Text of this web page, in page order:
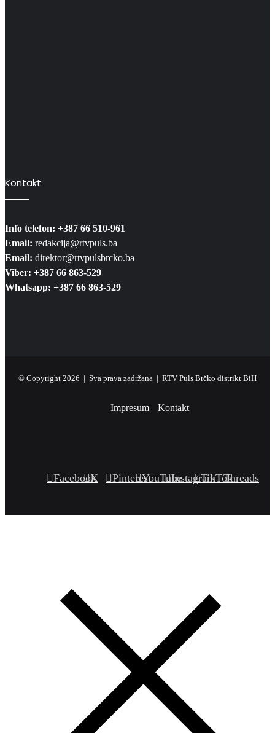
Kontakt
Info telefon: +387 66 510-961
Email: redakcija@rtvpuls.ba
Email: direktor@rtvpulsbrcko.ba
Viber: +387 66 863-529
Whatsapp: +387 66 863-529
© Copyright 2026 | Sva prava zadržana | RTV Puls Brčko distrikt BiH
Impresum Kontakt
Facebook
X PinterestYouTubeInstagramTikTokThreads